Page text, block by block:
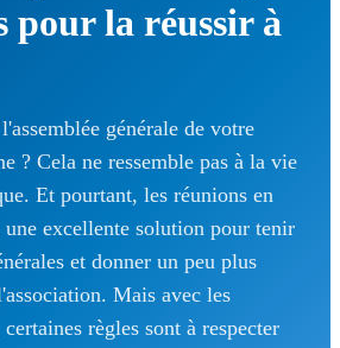
pour la réussir à
générale de votre
? Cela ne ressemble pas à la vie
Et pourtant, les réunions en
excellente solution pour tenir
et donner un peu plus
Mais avec les
règles sont à respecter